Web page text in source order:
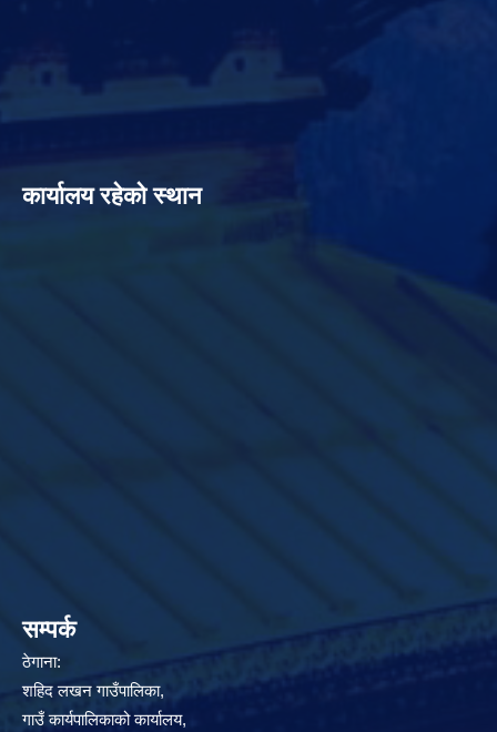
कार्यालय रहेको स्थान
सम्पर्क
ठेगाना:
शहिद लखन गाउँपालिका,
गाउँ कार्यपालिकाको कार्यालय,